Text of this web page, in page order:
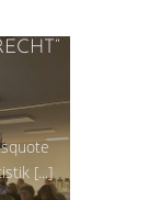
[...]